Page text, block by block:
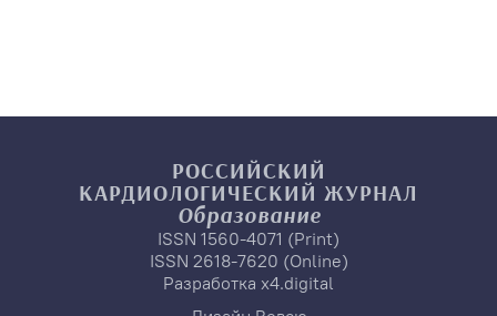
РОССИЙСКИЙ
КАРДИОЛОГИЧЕСКИЙ ЖУРНАЛ
Образование
ISSN 1560-4071 (Print)
ISSN 2618-7620 (Online)
Разработка x4.digital